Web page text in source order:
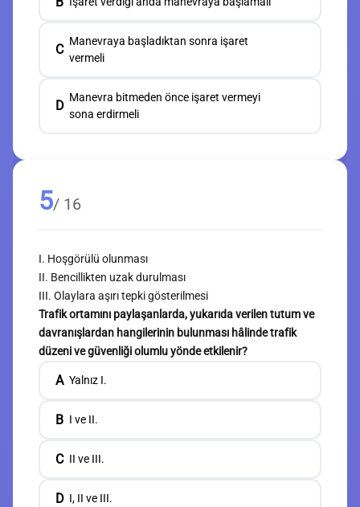
C
Manevraya başladıktan sonra işaret
vermeli
D
Manevra bitmeden önce işaret vermeyi
sona erdirmeli
5/ 16
I. Hoşgörülü olunması
II. Bencillikten uzak durulması
III. Olaylara aşırı tepki gösterilmesi
Trafik ortamını paylaşanlarda, yukarıda verilen tutum ve
davranışlardan hangilerinin bulunması hâlinde trafik
düzeni ve güvenliği olumlu yönde etkilenir?
A Yalnız I.
B I ve II.
C II ve III.
D I, II ve III.